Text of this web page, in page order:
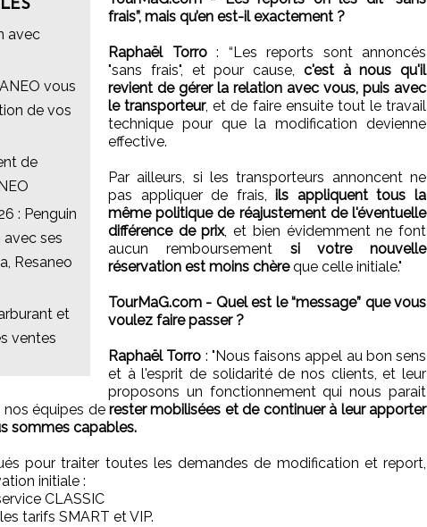
avec
vous
de vos
de
: Penguin
ses
Resaneo
et
ventes
frais”, mais qu’en est-il exactement ?
Raphaël Torro: “Les reports sont annoncés
"sans frais", et pour cause, c'est à nous qu'il
revient de gérer la relation avec vous, puis avec
le transporteur, et de faire ensuite tout le travail
technique pour que la modification devienne
effective.
Par ailleurs, si les transporteurs annoncent ne
pas appliquer de frais, ils appliquent tous la
même politique de réajustement de l'éventuelle
différence de prix, et bien évidemment ne font
aucun remboursement si votre nouvelle
réservation est moins chèreque celle initiale."
TourMaG.com - Quel est le “message” que vous
voulez faire passer ?
Raphaël Torro : "Nous faisons appel au bon sens
et à l'esprit de solidarité de nos clients, et leur
proposons un fonctionnement qui nous parait
équipes de rester mobilisées et de continuer à leur apporter
sommes capables.
pour traiter toutes les demandes de modification et report,
initiale :
CLASSIC
tarifs SMART et VIP.